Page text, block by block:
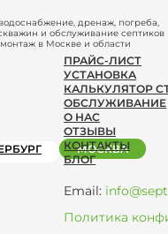
дренаж, погреба,
и обслуживание септиков
в Москве и области
ПРАЙС-ЛИСТ
УСТАНОВКА
КАЛЬКУЛЯТОР
ОБСЛУЖИВАНИЕ
О НАС
ОТЗЫВЫ
КОНТАКТЫ
БЛОГ
Email:
Политика
МОСКВА